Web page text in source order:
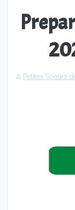
Petites Soeurs